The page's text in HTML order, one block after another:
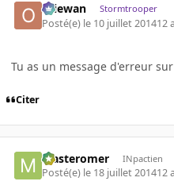
Oliewan Stormtrooper
Posté(e) le 10 juillet 201412 a
Tu as un message d'erreur sur
Citer
Masteromer INpactien
Posté(e) le 18 juillet 201412 a